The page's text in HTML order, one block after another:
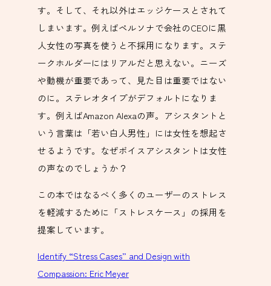
す。そして、それ以外はエッジケースとされて
しまいます。例えばペルソナで会社のCEOに黒
人女性の写真を使うと不採用になります。ステ
ークホルダーにはリアルだと思えない。ニーズ
や動機が重要であって、見た目は重要ではない
のに。ステレオタイプがデフォルトになりま
す。例えばAmazon Alexaの声。アシスタントと
いう言葉は「若い白人男性」には女性を想起さ
せるようです。なぜボイスアシスタントは女性
の声なのでしょうか？
この本ではなるべく多くのユーザーのストレス
を軽減するために「ストレスケース」の採用を
提案しています。
Identify “Stress Cases” and Design with
Compassion: Eric Meyer